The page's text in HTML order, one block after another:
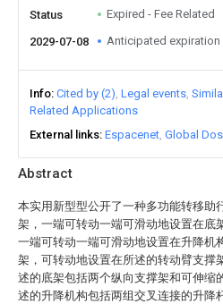
Abstract
本实用新型型公开了一种多功能转移助
架，一端可转动一端可滑动地设置在底
一端可转动一端可滑动地设置在升降机
架，可转动地设置在所述的转动臂支撑
述的底架包括两个纵向支撑架和可伸缩
述的升降机构包括两组交叉连接的升降
Status Expired - Fee Related
2029-07-08 Anticipated expiration
Info Cited by (2) Legal events
Related Applications
External links Espacenet Global